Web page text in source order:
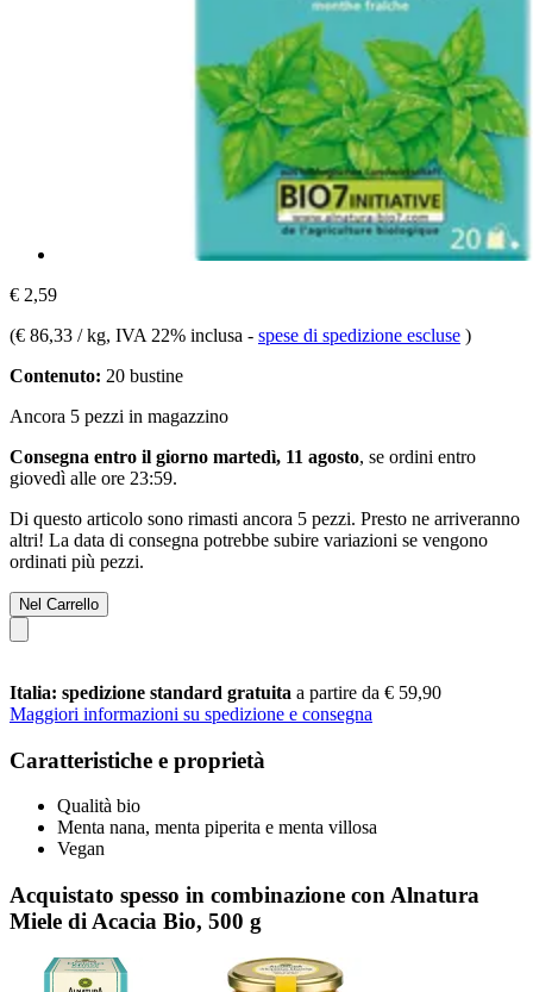
€ 2,59
(€ 86,33 / kg, IVA 22% inclusa - spese di spedizione escluse )
Contenuto: 20 bustine
Ancora 5 pezzi in magazzino
Consegna entro il giorno martedì, 11 agosto, se ordini entro
giovedì alle ore 23:59.
Di questo articolo sono rimasti ancora 5 pezzi. Presto ne arriveranno
altri! La data di consegna potrebbe subire variazioni se vengono
ordinati più pezzi.
Nel Carrello
Italia: spedizione standard gratuita a partire da € 59,90
Maggiori informazioni su spedizione e consegna
Caratteristiche e proprietà
Qualità bio
Menta nana, menta piperita e menta villosa
Vegan
Acquistato spesso in combinazione con Alnatura
Miele di Acacia Bio, 500 g